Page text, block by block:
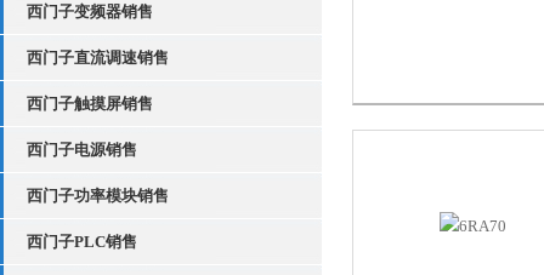
西门子变频器销售
西门子直流调速销售
西门子触摸屏销售
西门子电源销售
西门子功率模块销售
西门子PLC销售